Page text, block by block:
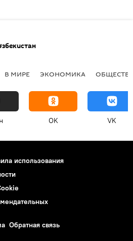
В МИРЕ ЭКОНОМИКА
OK VK
использования
Обратная связь